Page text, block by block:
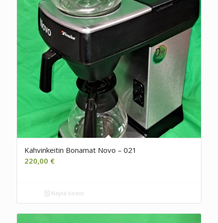
Kahvinkeitin Bonamat Novo – 021
220,00 €
Näytä tiedot